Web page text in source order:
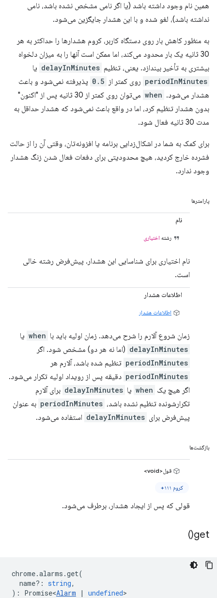
همین نام وجود داشته باشد (یا اگر نامی مشخص نشده باشد، نامی
نداشته باشد)، لغو شده و با این هشدار جایگزین می‌شود.
به منظور کاهش بار روی دستگاه کاربر، کروم هشدارها را حداکثر به هر
30 ثانیه یک بار محدود می‌کند، اما ممکن است آنها را به میزان دلخواه
بیشتری به تأخیر بیندازد. یعنی، تنظیم delayInMinutes یا
periodInMinutes روی کمتر از 0.5 پذیرفته نمی‌شود و باعث
هشدار می‌شود. when
می‌توان روی کمتر از 30 ثانیه پس از "اکنون"
بدون هشدار تنظیم کرد، اما در واقع باعث نمی‌شود که هشدار حداقل به
مدت 30 ثانیه فعال شود.
برای کمک به شما در اشکال‌زدایی برنامه یا افزونه‌تان، وقتی آن را از حالت
فشرده خارج کردید، هیچ محدودیتی برای دفعات فعال شدن زنگ هشدار
وجود ندارد.
پارامترها
نام
رشته اختیاری
نام اختیاری برای شناسایی این هشدار. پیش‌فرض رشته خالی
است.
اطلاعات هشدار
اطلاعات هشدار
زمان شروع آلارم را شرح می‌دهد. زمان اولیه باید با when یا
delayInMinutes (اما نه هر دو) مشخص شود. اگر
periodInMinutes تنظیم شده باشد، آلارم هر
periodInMinutes دقیقه پس از رویداد اولیه تکرار می‌شود.
اگر هیچ یک when یا delayInMinutes برای آلارم
تکرارشونده تنظیم نشده باشد، periodInMinutes به عنوان
پیش‌فرض برای delayInMinutes استفاده می‌شود.
بازگشت‌ها
قول<void>
کروم ۱۱۱+
قولی که پس از ایجاد هشدار، برطرف می‌شود.
get(
)
chrome.alarms .get(
name? : string,
) : Promise<Alarm | undefined>